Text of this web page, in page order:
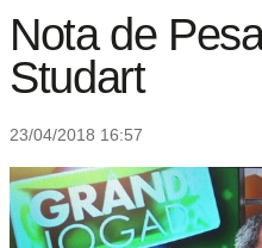
Nota de
Studart
23/04/2018 16:57